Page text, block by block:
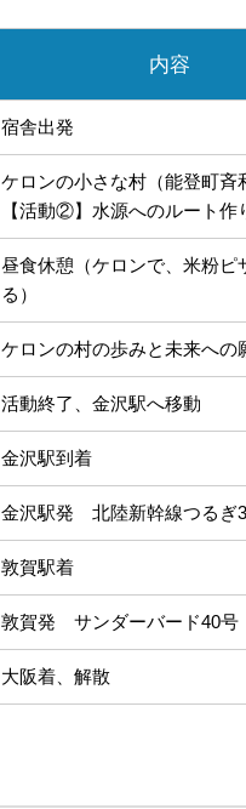
内容
宿舎出発
ケロンの小さな村（能登町斉
【活動②】水源へのルート作
昼食休憩（ケロンで、米粉ピ
る）
ケロンの村の歩みと未来への
活動終了、金沢駅へ移動
金沢駅到着
金沢駅発 北陸新幹線つるぎ
敦賀駅着
敦賀発 サンダーバード40号
大阪着、解散